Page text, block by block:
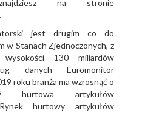
na stronie
.
jest drugim co do
w Stanach Zjednoczonych, z
130 miliardów
danych Euromonitor
roku branża ma wzrosnąć o
hurtowa artykułów
hurtowy artykułów